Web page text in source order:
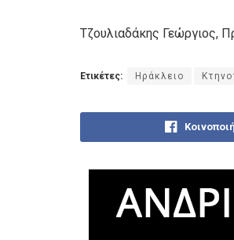
Τζουλιαδάκης Γεώργιος,
Ετικέτες: Ηράκλειο